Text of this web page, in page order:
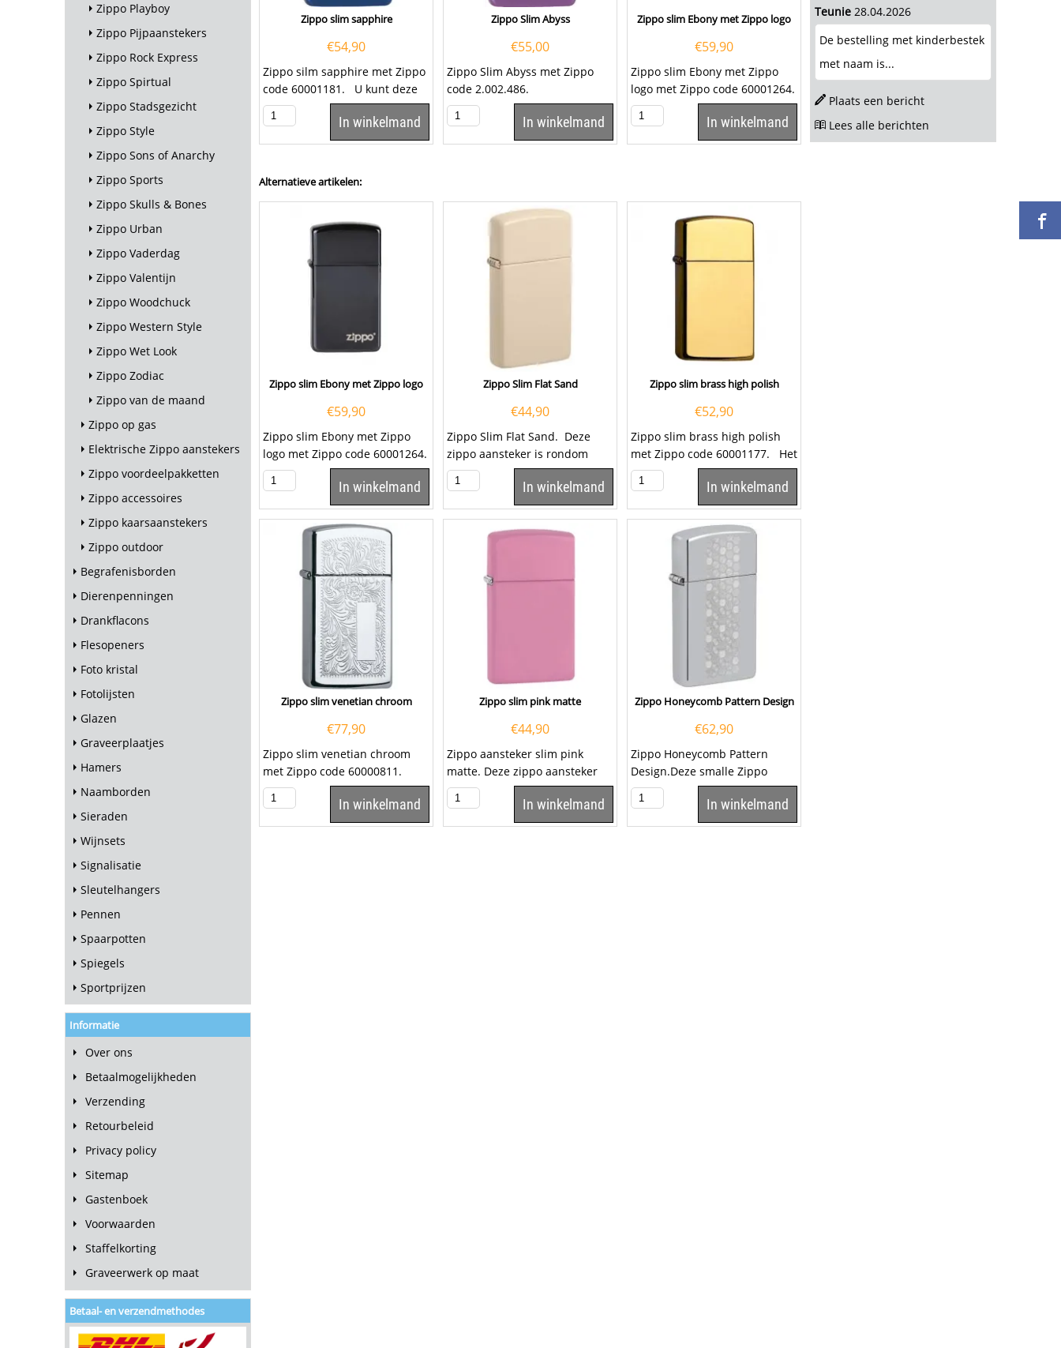
Zippo Playboy
Zippo Pijpaanstekers
Zippo Rock Express
Zippo Spirtual
Zippo Stadsgezicht
Zippo Style
Zippo Sons of Anarchy
Zippo Sports
Zippo Skulls & Bones
Zippo Urban
Zippo Vaderdag
Zippo Valentijn
Zippo Woodchuck
Zippo Western Style
Zippo Wet Look
Zippo Zodiac
Zippo van de maand
Zippo op gas
Elektrische Zippo aanstekers
Zippo voordeelpakketten
Zippo accessoires
Zippo kaarsaanstekers
Zippo outdoor
Begrafenisborden
Dierenpenningen
Drankflacons
Flesopeners
Foto kristal
Fotolijsten
Glazen
Graveerplaatjes
Hamers
Naamborden
Sieraden
Wijnsets
Signalisatie
Sleutelhangers
Pennen
Spaarpotten
Spiegels
Sportprijzen
Informatie
Over ons
Betaalmogelijkheden
Verzending
Retourbeleid
Privacy policy
Sitemap
Gastenboek
Voorwaarden
Staffelkorting
Graveerwerk op maat
Betaal- en verzendmethodes
Zippo slim sapphire
€54,90
Zippo silm sapphire met Zippo
code 60001181. U kunt deze
blauwe slim sapphire...
In winkelmand
Zippo Slim Abyss
€55,00
Zippo Slim Abyss met Zippo
code 2.002.486.
In winkelmand
Zippo slim Ebony met Zippo logo
€59,90
Zippo slim Ebony met Zippo
logo met Zippo code 60001264.
In winkelmand
Alternatieve artikelen:
Zippo slim Ebony met Zippo logo
€59,90
Zippo slim Ebony met Zippo
logo met Zippo code 60001264.
In winkelmand
Zippo Slim Flat Sand
€44,90
Zippo Slim Flat Sand. Deze
zippo aansteker is rondom
zandkleurig gekleurd. De
aansteker...
In winkelmand
Zippo slim brass high polish
€52,90
Zippo slim brass high polish
met Zippo code 60001177. Het
is mogelijk om deze Zippo te...
In winkelmand
Zippo slim venetian chroom
€77,90
Zippo slim venetian chroom
met Zippo code 60000811.
Laat deze Zippo graveren met
een eigen...
In winkelmand
Zippo slim pink matte
€44,90
Zippo aansteker slim pink
matte. Deze zippo aansteker
heeft rondom een zacht...
In winkelmand
Zippo Honeycomb Pattern Design
€62,90
Zippo Honeycomb Pattern
Design.Deze smalle Zippo
benzineaansteker heeft een
hoogglans chrome...In winkelmand
Teunie 28.04.2026
De bestelling met kinderbestek
met naam is...
Plaats een bericht
Lees alle berichten